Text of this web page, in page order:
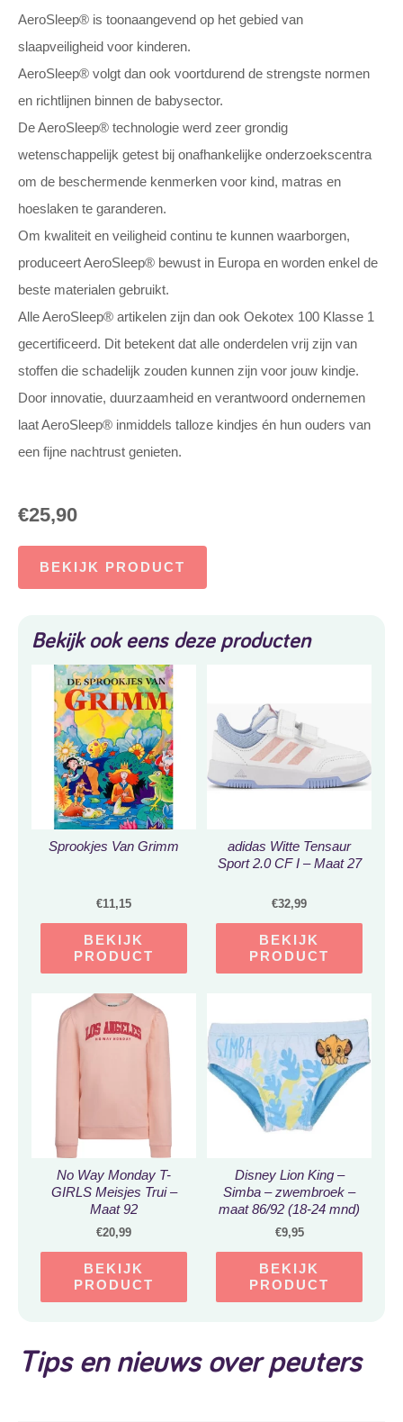
AeroSleep® is toonaangevend op het gebied van
slaapveiligheid voor kinderen.
AeroSleep® volgt dan ook voortdurend de strengste normen
en richtlijnen binnen de babysector.
De AeroSleep® technologie werd zeer grondig
wetenschappelijk getest bij onafhankelijke onderzoekscentra
om de beschermende kenmerken voor kind, matras en
hoeslaken te garanderen.
Om kwaliteit en veiligheid continu te kunnen waarborgen,
produceert AeroSleep® bewust in Europa en worden enkel de
beste materialen gebruikt.
Alle AeroSleep® artikelen zijn dan ook Oekotex 100 Klasse 1
gecertificeerd. Dit betekent dat alle onderdelen vrij zijn van
stoffen die schadelijk zouden kunnen zijn voor jouw kindje.
Door innovatie, duurzaamheid en verantwoord ondernemen
laat AeroSleep® inmiddels talloze kindjes én hun ouders van
een fijne nachtrust genieten.
€25,90
BEKIJK PRODUCT
Bekijk ook eens deze producten
Sprookjes Van Grimm
€11,15
BEKIJK
PRODUCT
adidas Witte Tensaur
Sport 2.0 CF I – Maat 27
€32,99
BEKIJK
PRODUCT
No Way Monday T-
GIRLS Meisjes Trui –
Maat 92
€20,99
BEKIJK
PRODUCT
Disney Lion King –
Simba – zwembroek –
maat 86/92 (18-24 mnd)
€9,95
BEKIJK
PRODUCT
Tips en nieuws over peuters